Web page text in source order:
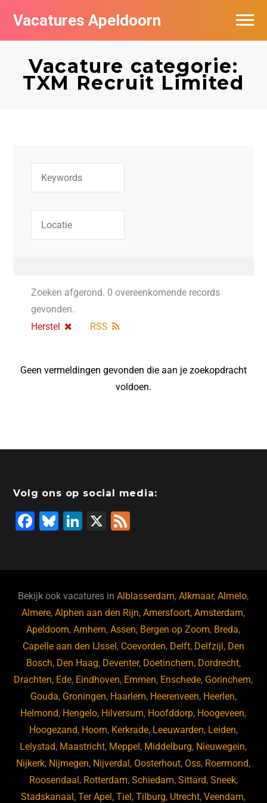
Vacatures Apeldoorn
Vacature categorie:
TXM Recruit Limited
Zoeken afgerond. 0 overeenkomende records
gevonden.
Herstel
RSS
Geen vermeldingen gevonden die aan je zoekopdracht
voldoen.
Volg ons op social media:
F
b
o
o
k
Bl
ky
Li
dI
n
X
Bekijk ook vacatures inAlblasserdam,Alkmaar,Almelo,
Almere,Alphen aan den Rijn,Amersfoort,Amsterdam,
Apeldoorn,Arnhem,Assen, Bergen op Zoom, Breda,
Capelle aan den IJssel , Coevorden, Delft, Delfzijl , Den
Bosch, Den Haag, Deventer, Doetinchem, Dordrecht,
Drachten, Ede, Eindhoven, Emmen, Enschede, Gorinchem,
Gouda, Groningen, Haarlem, Heerenveen, Heerlen,
Helmond, Hengelo, Hilversum, Hoofddorp, Hoogeveen,
Hoogezand, Hoorn, Kerkrade, Leeuwarden, Leiden,
Lelystad, Maastricht, Meppel , Middelburg, Nieuwegein,
Nijkerk, Nijmegen, Nijverdal , Oosterhout, Oss, Roermond,
Roosendaal , Rotterdam, Schiedam, Sittard, Sneek,
Stadskanaal ,Ter Apel ,Tiel ,Tilburg, Utrecht,Veendam,
Vacatures per bedrijf
De populairste vacatures in Apeldoorn